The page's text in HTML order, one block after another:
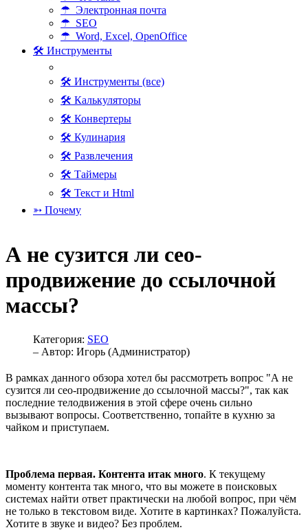
☂ Электронная почта
☂ SEO
☂ Word, Excel, OpenOffice
🛠 Инструменты
🛠 Инструменты (все)
🛠 Калькуляторы
🛠 Конвертеры
🛠 Кулинария
🛠 Развлечения
🛠 Таймеры
🛠 Текст и Html
➳ Почему
А не сузится ли сео-
продвижение до ссылочной
массы?
Категория: SEO
– Автор: Игорь (Администратор)
В рамках данного обзора хотел бы рассмотреть вопрос "А не
сузится ли сео-продвижение до ссылочной массы?", так как
последние телодвижения в этой сфере очень сильно
вызывают вопросы. Соответственно, топайте в кухню за
чайком и приступаем.
Проблема первая. Контента итак много. К текущему
моменту контента так много, что вы можете в поисковых
системах найти ответ практически на любой вопрос, при чём
не только в текстовом виде. Хотите в картинках? Пожалуйста.
Хотите в звуке и видео? Без проблем.